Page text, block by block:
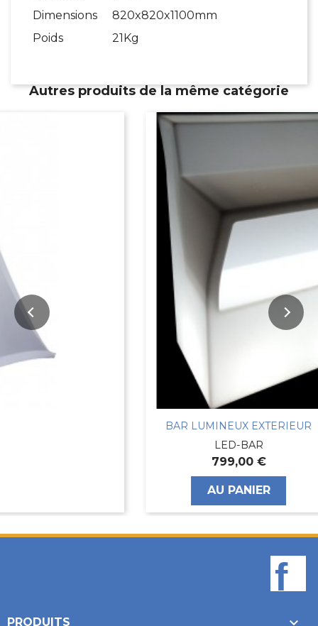
Dimensions
820x820x1100mm
Poids
21Kg
Autres produits de la même catégorie
BAR LUMINEUX EXTERIEUR
PROMO !
PRODUITS